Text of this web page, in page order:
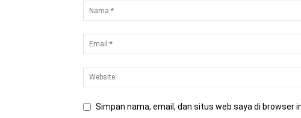
Simpan nama, email, dan situs web saya di browser